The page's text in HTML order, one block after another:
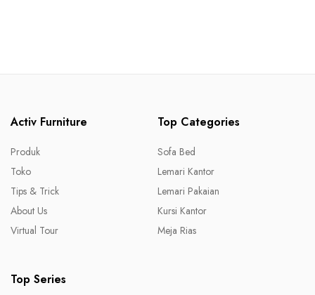
Activ Furniture
Produk
Toko
Tips & Trick
About Us
Virtual Tour
Top Categories
Sofa Bed
Lemari Kantor
Lemari Pakaian
Kursi Kantor
Meja Rias
Top Series